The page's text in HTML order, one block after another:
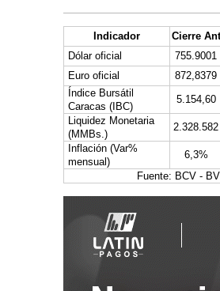
Indicador Cierre Ant
Dólar oficial
755.9001
Euro oficial
872,8379
Índice Bursátil
Caracas (IBC)
5.154,60
Liquidez Monetaria
(MMBs.)
2.328.582
Inflación (Var%
mensual)
6,3%
Fuente: BCV -